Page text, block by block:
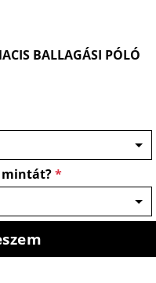
BALLAGÁSI PÓLÓ
mintát?*